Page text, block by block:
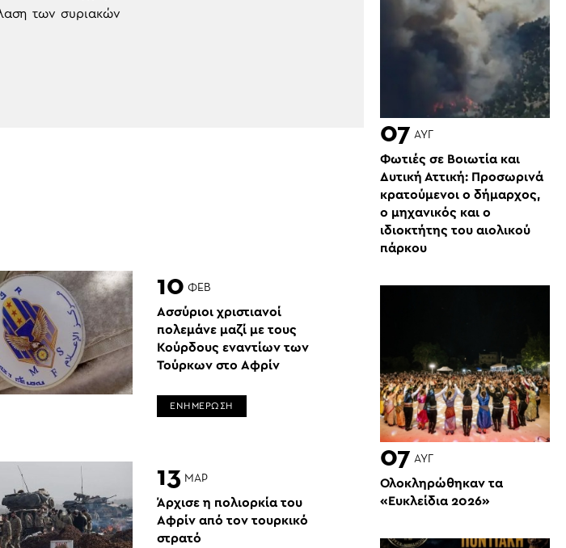
των συριακών
10 ΦΕΒ
Ασσύριοι χριστιανοί
πολεμάνε μαζί με τους
Κούρδους εναντίων των
Τούρκων στo Αφρίν
ΕΝΗΜΕΡΩΣΗ
13 ΜΑΡ
Άρχισε η πολιορκία του
Αφρίν από τον τουρκικό
στρατό
07 ΑΥΓ
Φωτιές σε Βοιωτία και
Δυτική Αττική: Προσωρινά
κρατούμενοι ο δήμαρχος,
ο μηχανικός και ο
ιδιοκτήτης του αιολικού
πάρκου
07 ΑΥΓ
Ολοκληρώθηκαν τα
«Ευκλείδια 2026»